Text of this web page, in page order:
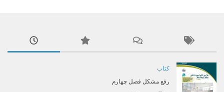
کتاب
رفع مشکل فصل چهارم